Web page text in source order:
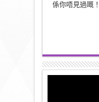
係你唔見過嘅！